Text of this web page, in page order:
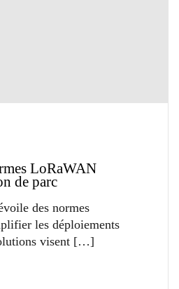
LoRaWAN
de parc
des normes
les déploiements
visent